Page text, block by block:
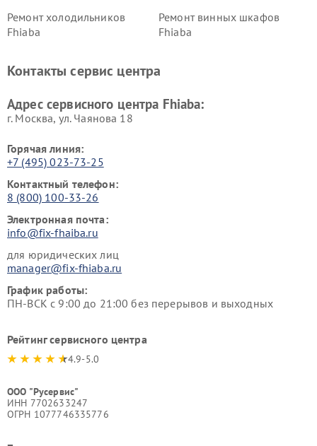
Ремонт холодильников
Fhiaba
Ремонт винных шкафов
Fhiaba
Контакты сервис центра
Адрес сервисного центра Fhiaba:
г. Москва, ул. Чаянова 18
Горячая линия:
+7 (495) 023-73-25
Контактный телефон:
8 (800) 100-33-26
Электронная почта:
info@fix-fhaiba.ru
для юридических лиц
manager@fix-fhiaba.ru
График работы:
ПН-ВСК с 9:00 до 21:00 без перерывов и выходных
Рейтинг сервисного центра
4.9-5.0
ООО "Русервис"
ИНН 7702633247
ОГРН 1077746335776